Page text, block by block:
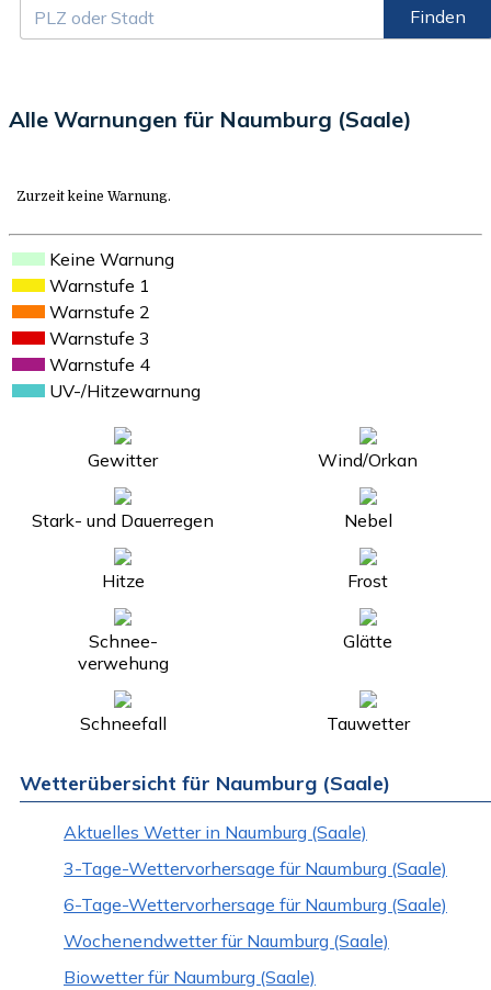
Finden
Alle Warnungen für Naumburg (Saale)
Zurzeit keine Warnung.
Keine Warnung
Warnstufe 1
Warnstufe 2
Warnstufe 3
Warnstufe 4
UV-/Hitzewarnung
Gewitter Wind/Orkan
Stark- und Dauerregen Nebel
Hitze Frost
Schnee-
verwehung
Glätte
Schneefall Tauwetter
Wetterübersicht für Naumburg (Saale)
Aktuelles Wetter in Naumburg (Saale)
3-Tage-Wettervorhersage für Naumburg (Saale)
6-Tage-Wettervorhersage für Naumburg (Saale)
Wochenendwetter für Naumburg (Saale)
Biowetter für Naumburg (Saale)